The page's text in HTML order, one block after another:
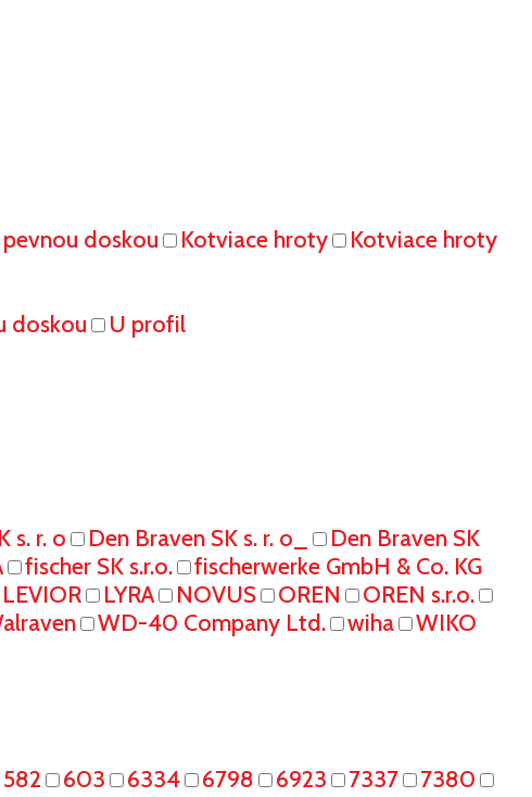
doskou Kotviace hroty
Kotviace hroty
doskou
U profil
s. r. o Den Braven SK s. r. o_
Den Braven SK
fischer SK s.r.o.
fischerwerke GmbH & Co. KG
LEVIOR LYRA NOVUS OREN
OREN s.r.o.
WD-40 Company Ltd. wiha WIKO
582 603 6334 6798 6923 7337
7380